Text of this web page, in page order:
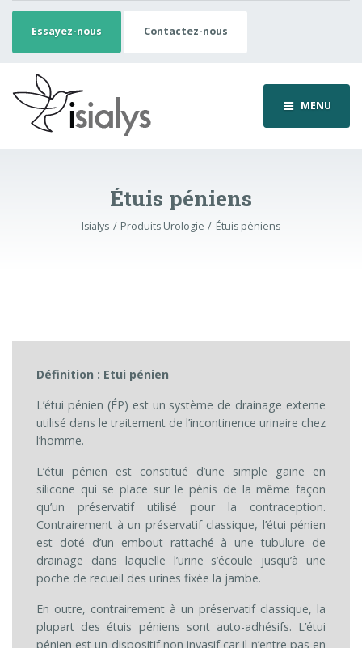
Essayez-nous Contactez-nous
MENU
Étuis péniens
Isialys Produits Urologie Étuis péniens
Définition : Etui pénien
L’étui pénien (ÉP) est un système de drainage externe
utilisé dans le traitement de l’incontinence urinaire chez
l’homme.
L’étui pénien est constitué d’une simple gaine en
silicone qui se place sur le pénis de la même façon
qu’un préservatif utilisé pour la contraception.
Contrairement à un préservatif classique, l’étui pénien
est doté d’un embout rattaché à une tubulure de
drainage dans laquelle l’urine s’écoule jusqu’à une
poche de recueil des urines fixée la jambe.
En outre, contrairement à un préservatif classique, la
plupart des étuis péniens sont auto-adhésifs. L’étui
pénien est un dispositif non invasif car il n’entre pas en